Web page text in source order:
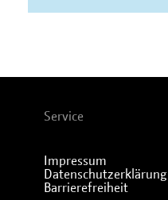
Service
Impressum
Datenschutzerklärung
Barrierefreiheit